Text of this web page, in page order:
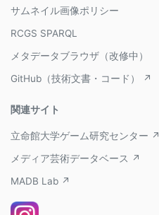
サムネイル画像ポリシー
RCGS SPARQL
メタデータブラウザ（改修中）
GitHub（技術文書・コード） ↗
関連サイト
立命館大学ゲーム研究センター ↗
メディア芸術データベース ↗
MADB Lab ↗